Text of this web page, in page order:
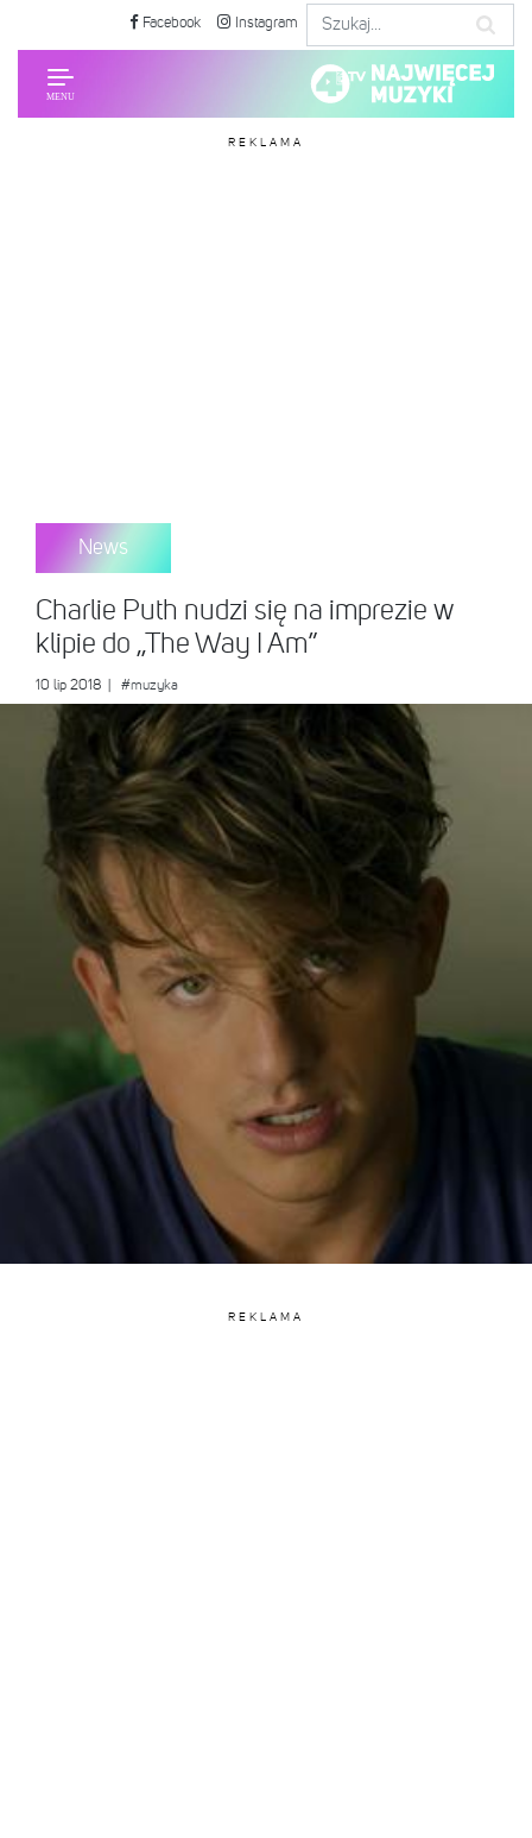
Facebook Instagram
REKLAMA
News
Charlie Puth nudzi się na imprezie w
klipie do „The Way I Am”
10 lip 2018 #muzyka
REKLAMA